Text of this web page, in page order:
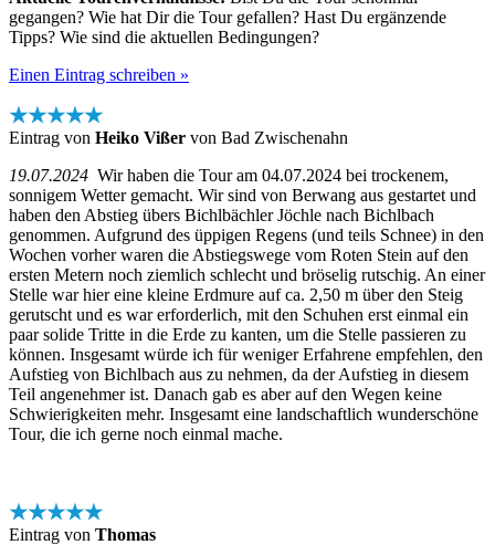
gegangen? Wie hat Dir die Tour gefallen? Hast Du ergänzende
Tipps? Wie sind die aktuellen Bedingungen?
Einen Eintrag schreiben »
★★★★★
Eintrag von Heiko Vißer von Bad Zwischenahn
19.07.2024 Wir haben die Tour am 04.07.2024 bei trockenem,
sonnigem Wetter gemacht. Wir sind von Berwang aus gestartet und
haben den Abstieg übers Bichlbächler Jöchle nach Bichlbach
genommen. Aufgrund des üppigen Regens (und teils Schnee) in den
Wochen vorher waren die Abstiegswege vom Roten Stein auf den
ersten Metern noch ziemlich schlecht und bröselig rutschig. An einer
Stelle war hier eine kleine Erdmure auf ca. 2,50 m über den Steig
gerutscht und es war erforderlich, mit den Schuhen erst einmal ein
paar solide Tritte in die Erde zu kanten, um die Stelle passieren zu
können. Insgesamt würde ich für weniger Erfahrene empfehlen, den
Aufstieg von Bichlbach aus zu nehmen, da der Aufstieg in diesem
Teil angenehmer ist. Danach gab es aber auf den Wegen keine
Schwierigkeiten mehr. Insgesamt eine landschaftlich wunderschöne
Tour, die ich gerne noch einmal mache.
★★★★★
Eintrag von Thomas